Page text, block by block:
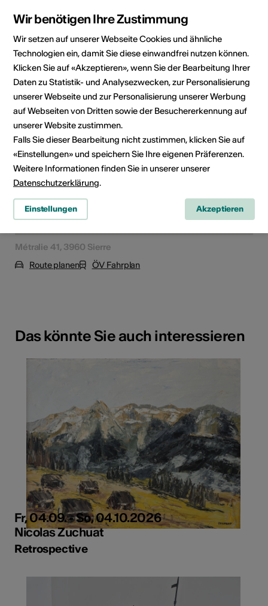
Altersfreigabe
Für alle
Veranstaltungsort
Métralie 41, 3960 Sierre
Route planen
ÖV Fahrplan
Das könnte Sie auch interessieren
Fr, 04.09. - So, 04.10.2026
Nicolas Zuchuat
Retrospective
Wir benötigen Ihre Zustimmung
Wir setzen auf unserer Webseite Cookies und ähnliche
Technologien ein, damit Sie diese einwandfrei nutzen können.
Klicken Sie auf «Akzeptieren», wenn Sie der Bearbeitung Ihrer
Daten zu Statistik- und Analysezwecken, zur Personalisierung
unserer Webseite und zur Personalisierung unserer Werbung
auf Webseiten von Dritten sowie der Besuchererkennung auf
unserer Website zustimmen.
Falls Sie dieser Bearbeitung nicht zustimmen, klicken Sie auf
«Einstellungen» und speichern Sie Ihre eigenen Präferenzen.
Weitere Informationen finden Sie in unserer unserer
Datenschutzerklärung.
Einstellungen Akzeptieren